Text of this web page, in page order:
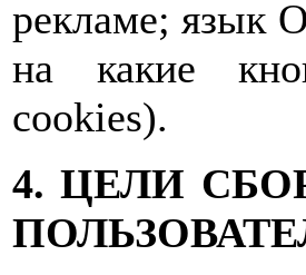
рекламе; язык
на какие
cookies).
4. ЦЕЛИ